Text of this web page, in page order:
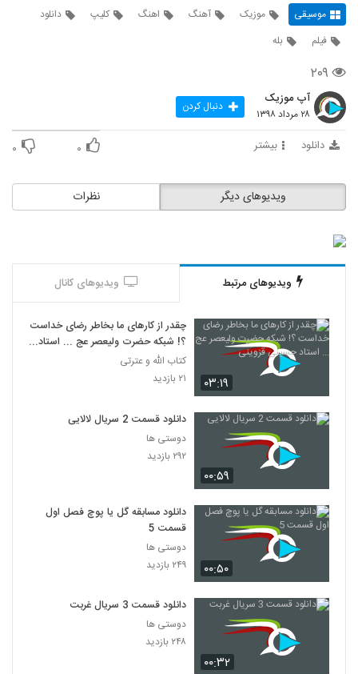
موسیقی موزیک آهنگ اهنگ کلیپ
دانلود
فیلم
بله
۲۰۹
آپ موزیک
۲۸ مرداد ۱۳۹۸ دنبال کردن
دانلود بیشتر ۰ ۰
نظرات ویدیوهای دیگر
ویدیوهای مرتبط ویدیوهای کانال
۰۳:۱۹
چقدر از کارهای ما بخاطر رضای خداست
؟! شبکه حضرت ولیعصر عج ... استاد
حسینی قزوینی
کتاب الله و عترتی
۲۱ بازدید
۰۰:۵۹
دانلود قسمت 2 سریال لالایی
دوستی ها
۲۹۲ بازدید
۰۰:۵۰
دانلود مسابقه گل یا پوچ فصل اول
قسمت 5
دوستی ها
۲۴۹ بازدید
۰۰:۳۲
دانلود قسمت 3 سریال غربت
دوستی ها
۲۴۸ بازدید